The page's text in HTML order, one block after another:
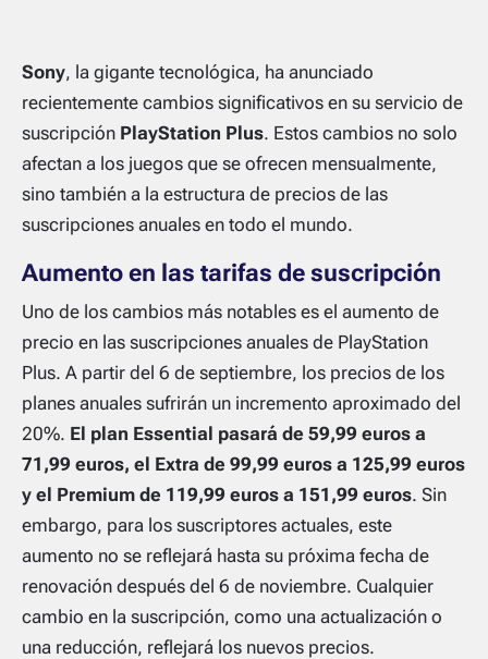
Sony, la gigante tecnológica, ha anunciado
recientemente cambios significativos en su servicio de
suscripción PlayStation Plus. Estos cambios no solo
afectan a los juegos que se ofrecen mensualmente,
sino también a la estructura de precios de las
suscripciones anuales en todo el mundo.
Aumento en las tarifas de suscripción
Uno de los cambios más notables es el aumento de
precio en las suscripciones anuales de PlayStation
Plus. A partir del 6 de septiembre, los precios de los
planes anuales sufrirán un incremento aproximado del
20%. El plan Essential pasará de 59,99 euros a
71,99 euros, el Extra de 99,99 euros a 125,99 euros
y el Premium de 119,99 euros a 151,99 euros. Sin
embargo, para los suscriptores actuales, este
aumento no se reflejará hasta su próxima fecha de
renovación después del 6 de noviembre. Cualquier
cambio en la suscripción, como una actualización o
una reducción, reflejará los nuevos precios.